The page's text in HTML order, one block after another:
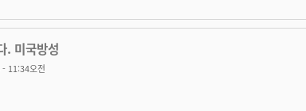
. 미국방성
11:34오전